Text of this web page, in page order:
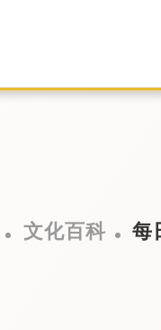
文化百科 每